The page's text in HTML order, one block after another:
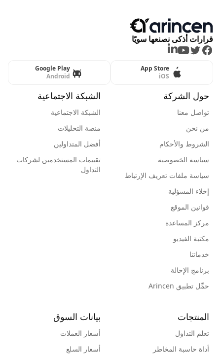
قرارات أذكى نصنعها سويًا
Facebook
Twitter
Youtube
LinkedIn
App Store
iOS
Google Play
Android
حول الشركة
تواصل معنا
من نحن
الشروط والأحكام
سياسة الخصوصية
سياسة ملفات تعريف الإرتباط
إخلاء المسؤلية
قوانين الموقع
مركز المساعدة
مكتبة الفيديو
خدماتنا
برنامج الإحالة
حمِّل تطبيق Arincen
الشبكة الاجتماعية
الشبكة الاجتماعية
منصة التحليلات
أفضل المتداولين
تقييمات المستخدمين لشركات
التداول
المنتجات
تعلم التداول
أداة حاسبة المخاطر
بيانات السوق
أسعار العملات
أسعار السلع